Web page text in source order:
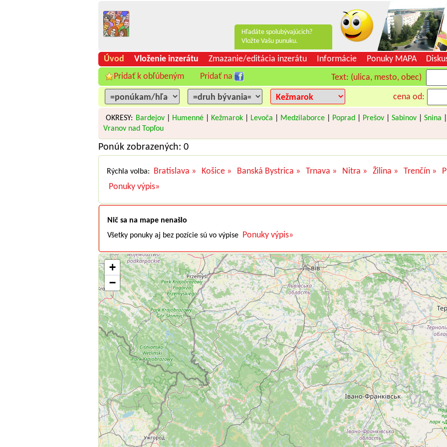
Hľadáte spolubývajúcich?
Vložte Vašu punuku.
Úvod Vloženie inzerátu Zmazanie/editácia inzerátu Informácie Ponuky MAPA
Text: (ulica, mesto, obec)
Pridať k obľúbeným Pridať na
cena od:
OKRESY: Bardejov| Humenné| Kežmarok| Levoča Medzilaborce| Poprad Prešov| Sabinov| Snina
Vranov nad Topľou
Ponúk zobrazených: 0
Rýchla volba: Bratislava » Košice » Banská Bystrica » Trnava » Nitra » Žilina » Trenčín »
Ponuky výpis»
Nič sa na mape nenašlo
Všetky ponuky aj bez pozície sú vo výpise
Ponuky výpis»
+
−